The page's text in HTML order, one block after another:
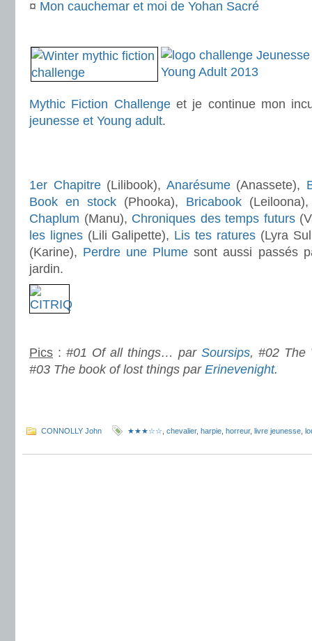
¤ Mon cauchemar et moi de Yohan Sacré
Mythic Fiction Challengeet je continue mon
jeunesse et Young adult.
1er Chapitre(Lilibook), Anarésume(Anassete),
Book en stock (Phooka), Bricabook
Chaplum (Manu), Chroniques des temps futurs
les lignes(Lili Galipette), Lis tes ratures(Lyra
(Karine), Perdre une Plume sont aussi passés
jardin.
Pics : #01 Of all things… par Soursips, #02 The
#03 The book of lost things par Erinevenight.
CONNOLLY John ★★★☆☆ chevalier, harpie horreur, livre jeunesse